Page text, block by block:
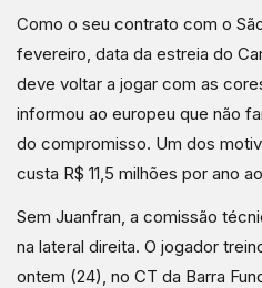
Como o seu contrato com o
fevereiro, data da estreia do
deve voltar a jogar com as
informou ao europeu que não
do compromisso. Um dos
custa R$ 11,5 milhões por ano
Sem Juanfran, a comissão
na lateral direita. O jogador
ontem (24), no CT da Barra